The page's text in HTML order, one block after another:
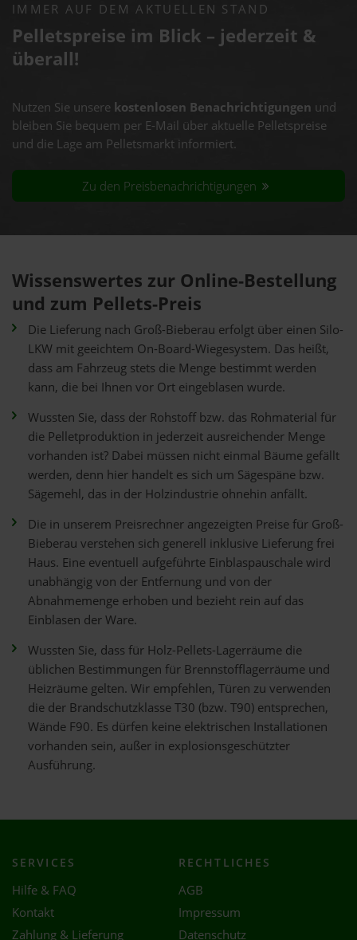
IMMER AUF DEM AKTUELLEN STAND
Pelletspreise im Blick – jederzeit &
überall!
Nutzen Sie unsere kostenlosen Benachrichtigungen und
bleiben Sie bequem per E-Mail über aktuelle Pelletspreise
und die Lage am Pelletsmarkt informiert.
Zu den Preisbenachrichtigungen
Wissenswertes zur Online-Bestellung
und zum Pellets-Preis
Die Lieferung nach Groß-Bieberau erfolgt über einen Silo-
LKW mit geeichtem On-Board-Wiegesystem. Das heißt,
dass am Fahrzeug stets die Menge bestimmt werden
kann, die bei Ihnen vor Ort eingeblasen wurde.
Wussten Sie, dass der Rohstoff bzw. das Rohmaterial für
die Pelletproduktion in jederzeit ausreichender Menge
vorhanden ist? Dabei müssen nicht einmal Bäume gefällt
werden, denn hier handelt es sich um Sägespäne bzw.
Sägemehl, das in der Holzindustrie ohnehin anfällt.
Die in unserem Preisrechner angezeigten Preise für Groß-
Bieberau verstehen sich generell inklusive Lieferung frei
Haus. Eine eventuell aufgeführte Einblaspauschale wird
unabhängig von der Entfernung und von der
Abnahmemenge erhoben und bezieht rein auf das
Einblasen der Ware.
Wussten Sie, dass für Holz-Pellets-Lagerräume die
üblichen Bestimmungen für Brennstofflagerräume und
Heizräume gelten. Wir empfehlen, Türen zu verwenden
die der Brandschutzklasse T30 (bzw. T90) entsprechen,
Wände F90. Es dürfen keine elektrischen Installationen
vorhanden sein, außer in explosionsgeschützter
Ausführung.
SERVICES
Hilfe & FAQ
Kontakt
Zahlung & Lieferung
RECHTLICHES
AGB
Impressum
Datenschutz